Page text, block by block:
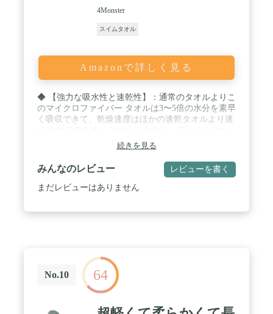
4Monster
スイムタオル
Amazonで詳しく見る
◆ 【強力な吸水性と速乾性】：通常のタオルよりこ
のマイクロファイバー タオルは3〜5倍の水分を素早
く吸収できて、乾燥速度はほかの速乾タオルより速
ル、プール タオル、ジムタオル、スイミングタオル
やバスタオルとしても使用できます.★ / ◆ 【肌に
優しい】：このスポーツタオルは超低摩擦のマイク
ロファイバー(85％ポリエステル+15％ポリアミド)製
で、柔らかくて、敏感肌でも使えます。タオルは肌
に入れたり、スーツケースに入れたりできます。非
常に省スペース.★ / ◆ 【多くの用途】：このコン
パクトタオルはスポーツ、ビーチ、入浴、スイミン
グ、ジム、ボート、水泳、フィットネス、ヨガ、旅
行、キャンプ、ハイキング、ピクニック、アウトド
続きを見る
みんなのレビュー レビューを書く
まだレビューはありません
No.10 64